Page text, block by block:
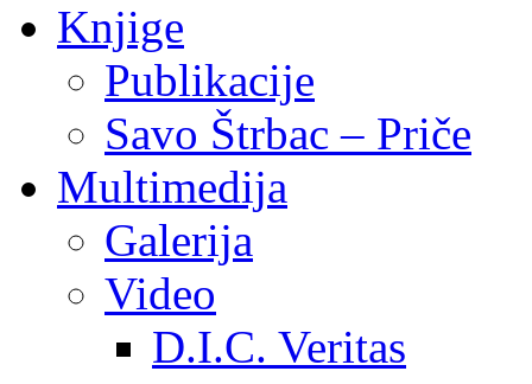
Knjige
Publikacije
Savo Štrbac – Priče
Multimedija
Galerija
Video
D.I.C. Veritas